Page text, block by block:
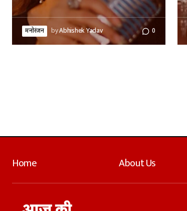
मनोरंजन byAbhishek Yadav 0
Home About Us